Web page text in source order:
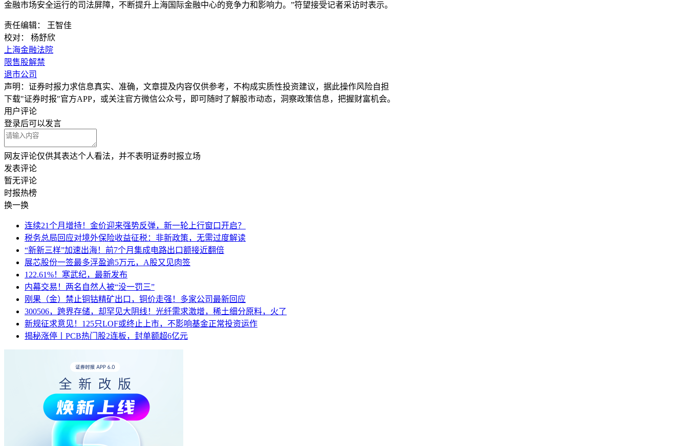
金融市场安全运行的司法屏障，不断提升上海国际金融中心的竞争力和影响力。”符望接受记者采访时表示。
责任编辑： 王智佳
校对： 杨舒欣
上海金融法院
限售股解禁
退市公司
声明：证券时报力求信息真实、准确，文章提及内容仅供参考，不构成实质性投资建议，据此操作风险自担
下载"证券时报"官方APP，或关注官方微信公众号，即可随时了解股市动态，洞察政策信息，把握财富机会。
用户评论
登录后可以发言
网友评论仅供其表达个人看法，并不表明证券时报立场
发表评论
暂无评论
时报热榜
换一换
连续21个月增持！金价迎来强势反弹，新一轮上行窗口开启？
税务总局回应对境外保险收益征税：非新政策，无需过度解读
“新新三样”加速出海！前7个月集成电路出口额接近翻倍
展芯股份一签最多浮盈逾5万元，A股又见肉签
122.61%！寒武纪，最新发布
内幕交易！两名自然人被“没一罚三”
刚果（金）禁止铜钴精矿出口，铜价走强！多家公司最新回应
300506，跨界存储，却罕见大阴线！光纤需求激增，稀土细分原料，火了
新规征求意见！125只LOF或终止上市，不影响基金正常投资运作
揭秘涨停丨PCB热门股2连板，封单额超6亿元